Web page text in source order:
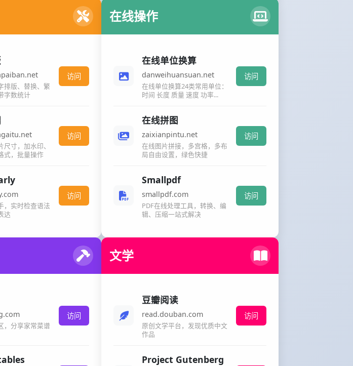
排版、替换、繁
字数统计
访问
寸，加水印、
式，批量操作
访问
，实时检查语法
达
访问
在线操作
在线单位换算
danweihuansuan.net
在线单位换算24类常用单位：
时间 长度 质量 速度 功率...
访问
在线拼图
zaixianpintu.net
在线图片拼接，多宫格，多布
局自由设置，绿色快捷
访问
Smallpdf
smallpdf.com
PDF在线处理工具，转换、编
辑、压缩一站式解决
访问
，分享家常菜谱
访问
文学
豆瓣阅读
read.douban.com
原创文学平台，发现优质中文
作品
访问
Project Gutenberg